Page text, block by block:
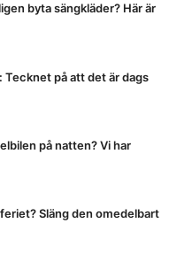
byta sängkläder? Här är
Tecknet på att det är dags
på natten? Vi har
Släng den omedelbart